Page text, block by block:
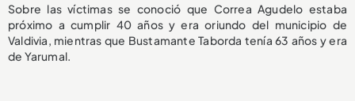
Sobre las víctimas se conoció que Correa Agudelo estaba
próximo a cumplir 40 años y era oriundo del municipio de
Valdivia, mientras que Bustamante Taborda tenía 63 años y era
de Yarumal.